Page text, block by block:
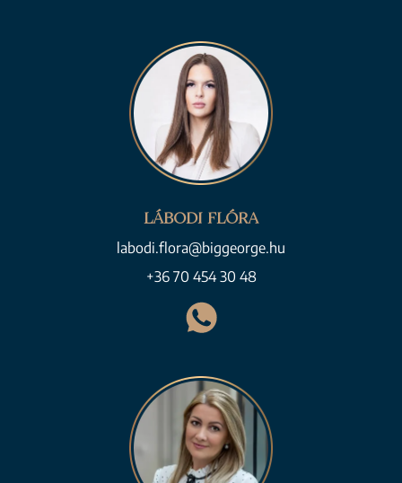
LÁBODI FLÓRA
labodi.flora@biggeorge.hu
+36 70 454 30 48